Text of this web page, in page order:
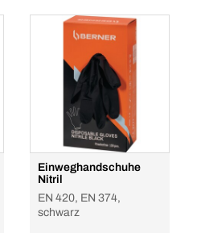
Einweghandschuhe
Nitril
EN 420, EN 374,
schwarz